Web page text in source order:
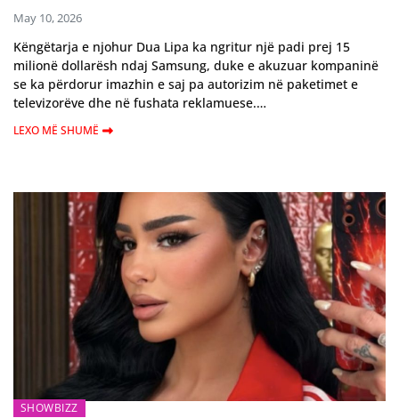
May 10, 2026
Këngëtarja e njohur Dua Lipa ka ngritur një padi prej 15
milionë dollarësh ndaj Samsung, duke e akuzuar kompaninë
se ka përdorur imazhin e saj pa autorizim në paketimet e
televizorëve dhe në fushata reklamuese.…
LEXO MË SHUMË
SHOWBIZZ